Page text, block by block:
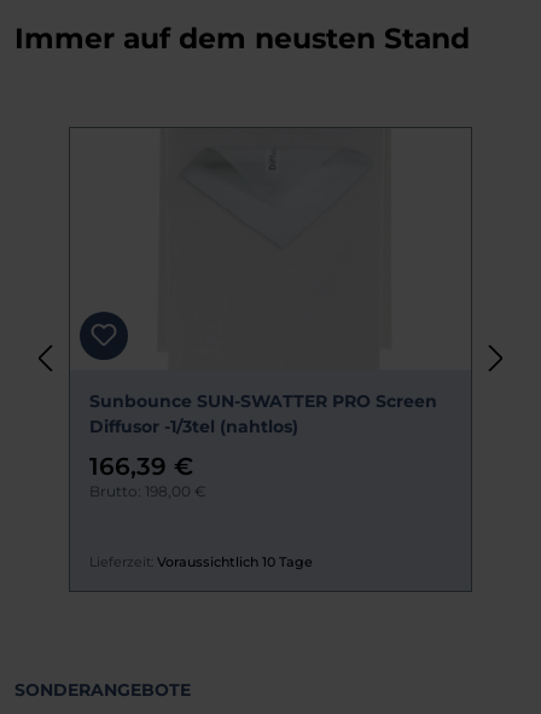
Immer auf dem neusten Stand
Sunbounce SUN-SWATTER PRO Screen
Diffusor -1/3tel (nahtlos)
166,39 €
Brutto: 198,00 €
Lieferzeit: Voraussichtlich 10 Tage
SONDERANGEBOTE